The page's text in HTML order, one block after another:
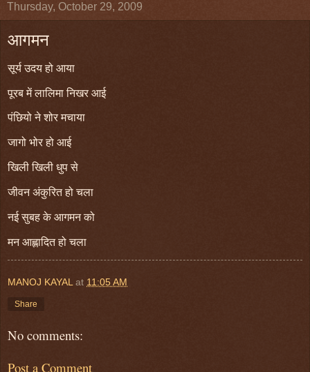
Thursday, October 29, 2009
आगमन
सूर्य उदय हो आया
पूरब में लालिमा निखर आई
पंछियो ने शोर मचाया
जागो भोर हो आई
खिली खिली धुप से
जीवन अंकुरित हो चला
नई सुबह के आगमन को
मन आह्लादित हो चला
MANOJ KAYAL at 11:05 AM
Share
No comments:
Post a Comment